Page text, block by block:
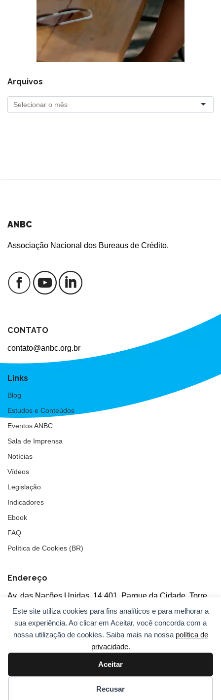
Este site utiliza cookies para fins analíticos e para melhorar a
sua experiência. Ao clicar em Aceitar, você concorda com a
nossa utilização de cookies. Saiba mais na nossa política de
privacidade.
Aceitar
Recusar
Arquivos
ANBC
Associação Nacional dos Bureaus de Crédito.
CONTATO
contato@anbc.org.br
Links
Blog
Estudos e Conteúdos
Eventos ANBC
Sala de Imprensa
Notícias
Vídeos
Legislação
Indicadores
Ebook
FAQ
Política de Cookies (BR)
Endereço
Av. das Nações Unidas, 14.401, Parque da Cidade, Torre
Tarumã
5°andar, salas 502/503, CEP: 04730-090, São Paulo, SP
Todos os direitos reservados.